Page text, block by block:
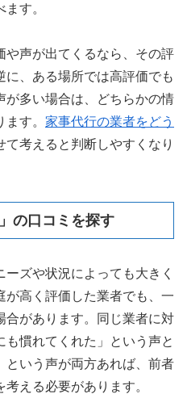
す。
や声が出てくるなら、その評
、ある場所では高評価でも
が多い場合は、どちらかの情
す。 家事代行の業者をどう
考えると判断しやすくなり
の口コミを探す
ズや状況によっても大きく
高く評価した業者でも、一
合があります。同じ業者に対
も慣れてくれた」という声と
という声が両方あれば、前者
える必要があります。